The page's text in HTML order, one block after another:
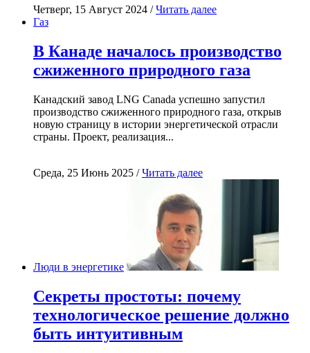
Четверг, 15 Август 2024 /Читать далее
Газ
В Канаде началось производство
сжиженного природного газа
Канадский завод LNG Canada успешно запустил
производство сжиженного природного газа, открыв
новую страницу в истории энергетической отрасли
страны. Проект, реализация...
Среда, 25 Июнь 2025 /Читать далее
Люди в энергетике
Секреты простоты: почему
технологическое решение должно
быть интуитивным